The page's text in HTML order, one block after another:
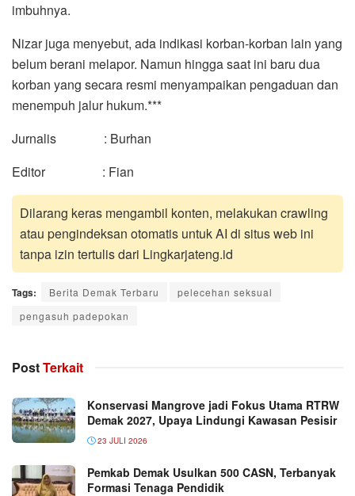
imbuhnya.
Nizar juga menyebut, ada indikasi korban-korban lain yang
belum berani melapor. Namun hingga saat ini baru dua
korban yang secara resmi menyampaikan pengaduan dan
menempuh jalur hukum.***
Jurnalis : Burhan
Editor : Fian
Dilarang keras mengambil konten, melakukan crawling
atau pengindeksan otomatis untuk AI di situs web ini
tanpa izin tertulis dari Lingkarjateng.id
Tags: Berita Demak Terbaru
pelecehan seksual
pengasuh padepokan
PostTerkait
Konservasi Mangrove jadi Fokus Utama RTRW
Demak 2027, Upaya Lindungi Kawasan Pesisir
23 JULI 2026
Pemkab Demak Usulkan 500 CASN, Terbanyak
Formasi Tenaga Pendidik